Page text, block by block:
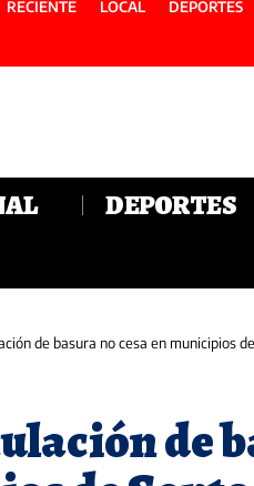
RECIENTE LOCAL DEPORTES
DEPORTES
de basura no cesa en municipios
de